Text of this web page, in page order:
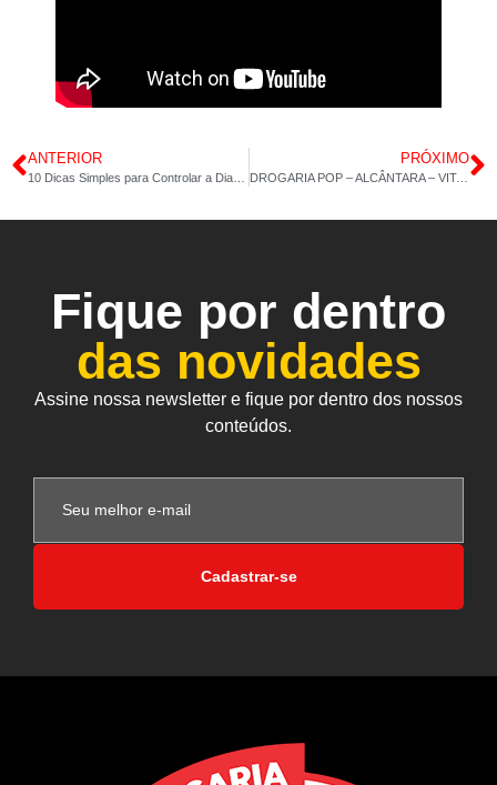
ANTERIOR PRÓXIMO
DROGARIA POP – ALCÂNTARA – VITAMINA E – ÓLEO DE SEMENTE DE ABÓBORA – 14/05/2024
Fique por dentro
das novidades
Assine nossa newsletter e fique por dentro dos nossos
conteúdos.
Cadastrar-se